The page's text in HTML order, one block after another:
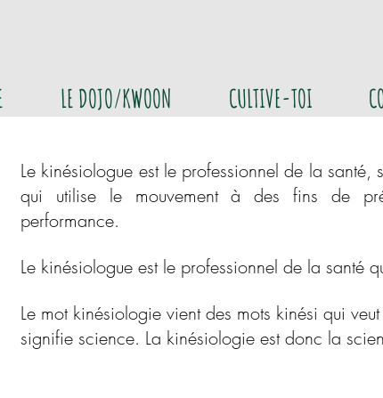
LE DOJO/KWOON CULTIVE-TOI
Le kinésiologue est le professionnel de la santé,
qui utilise le mouvement à des fins de
performance.
Le kinésiologue est le professionnel de la santé
Le mot kinésiologie vient des mots kinési qui
signifie science. La kinésiologie est donc la